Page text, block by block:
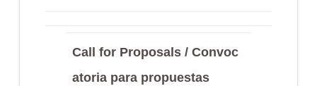
Call for Proposals / Convoc
atoria para propuestas